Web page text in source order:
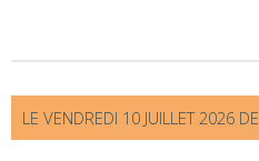
LE VENDREDI 10 JUILLET 2026 DE